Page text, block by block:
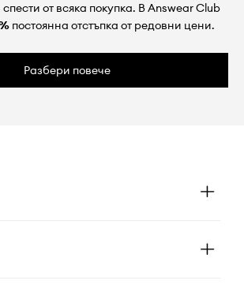
от всяка покупка. В Answear Club
постоянна отстъпка от редовни цени.
Разбери повече